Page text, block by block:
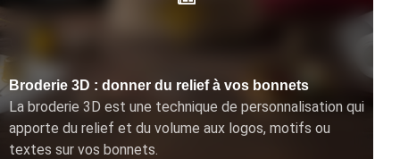
Broderie 3D : donner du relief à vos bonnets
La broderie 3D est une technique de personnalisation qui
apporte du relief et du volume aux logos, motifs ou
textes sur vos bonnets.